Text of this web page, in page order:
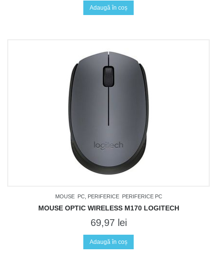
Adaugă în coș
MOUSE PC, PERIFERICE PERIFERICE PC
MOUSE OPTIC WIRELESS M170 LOGITECH
69,97 lei
Adaugă în coș